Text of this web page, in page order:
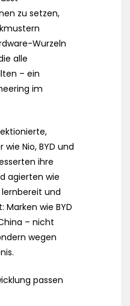
zu setzen,
Wurzeln
alle
– ein
im
Nio, BYD und
ihre
agierten wie
und
Marken wie BYD
– nicht
wegen
passen